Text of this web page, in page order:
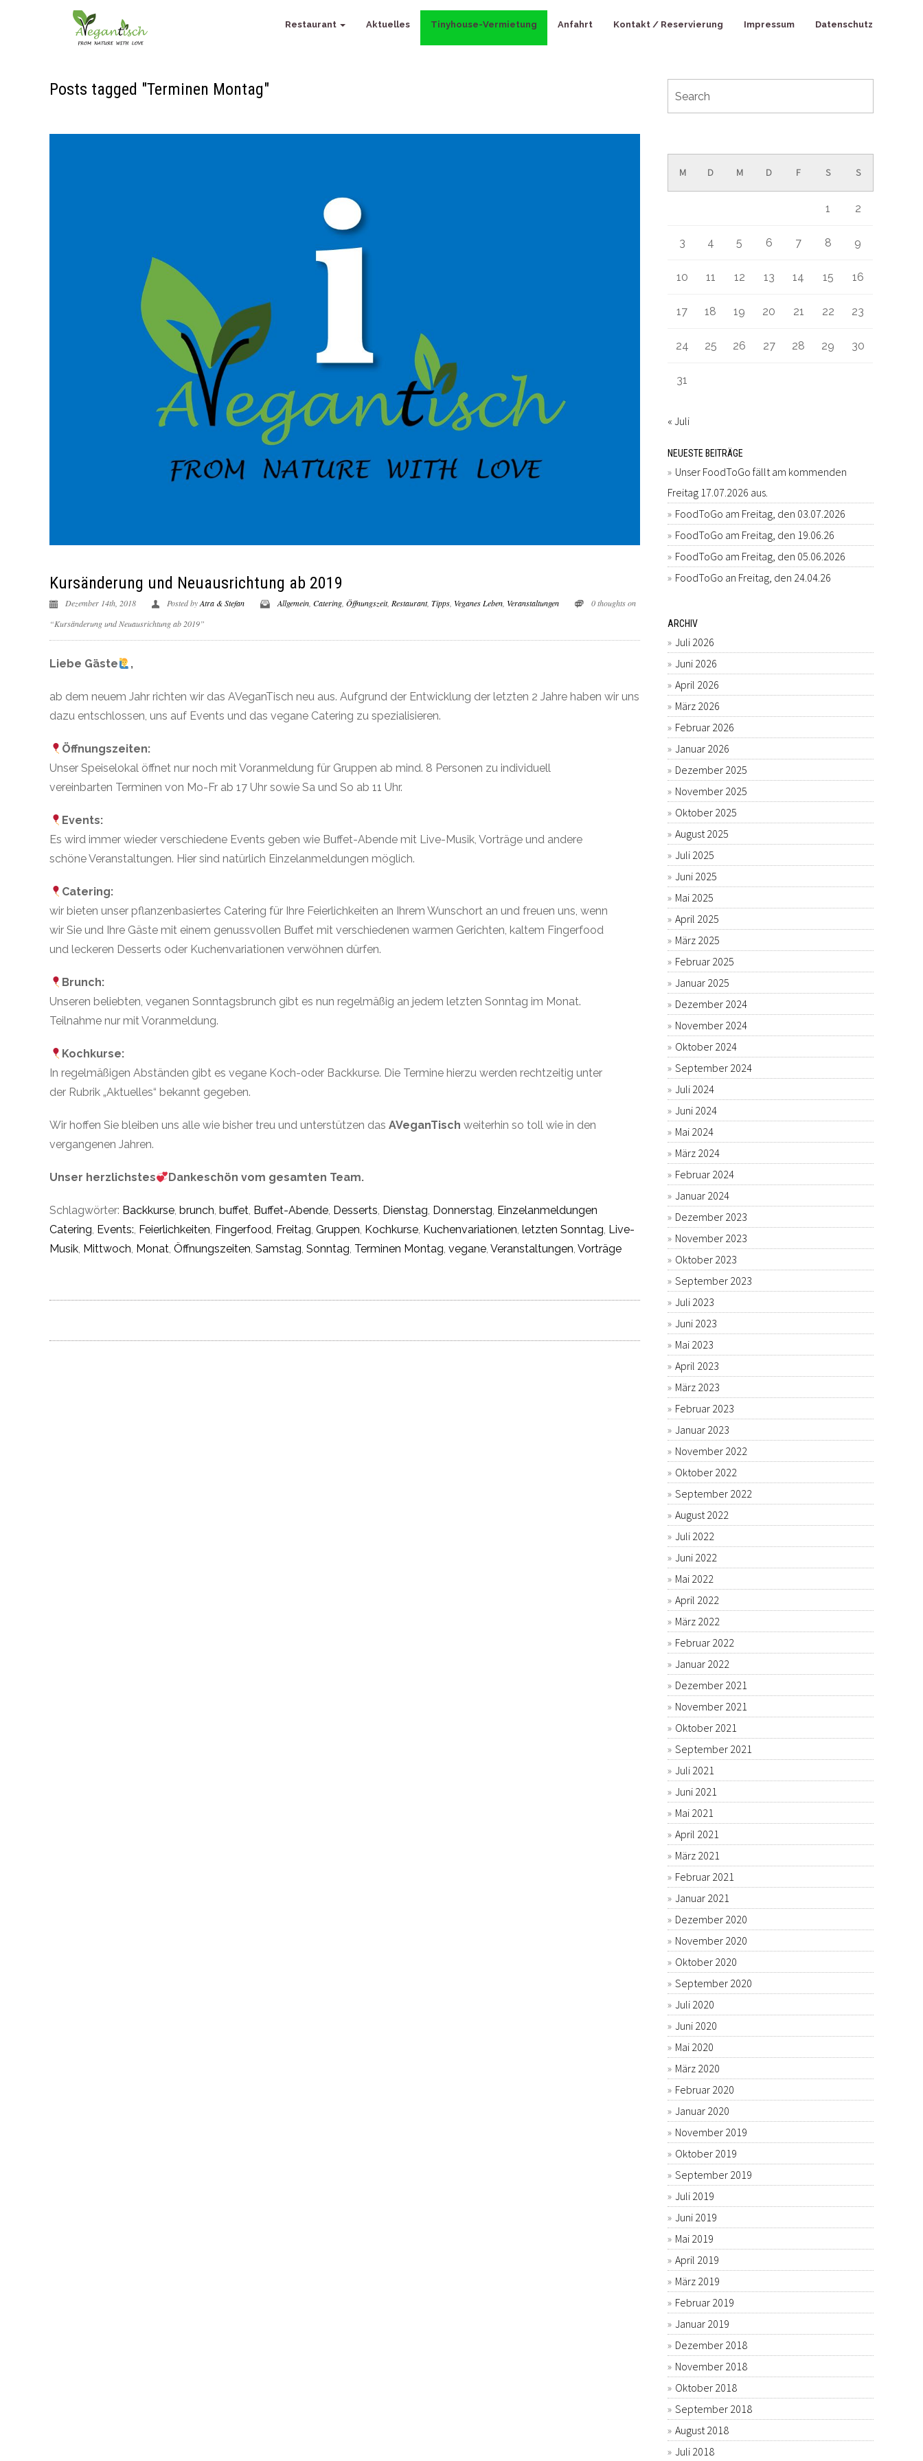
Restaurant Aktuelles Tinyhouse-Vermietung Anfahrt Kontakt / Reservierung Impressum Datenschutz
Posts tagged "Terminen Montag"
Kursänderung und Neuausrichtung ab 2019
Dezember 14th, 2018 Posted byAtra & Stefan Allgemein Catering Öffnungszeit, Restaurant, Tipps Veganes Leben Veranstaltungen
0 thoughts on
“Kursänderung und Neuausrichtung ab 2019”
Liebe Gäste ,
ab dem neuem Jahr richten wir das AVeganTisch neu aus. Aufgrund der Entwicklung der letzten 2 Jahre haben wir uns
dazu entschlossen, uns auf Events und das vegane Catering zu spezialisieren.
Öffnungszeiten:
Unser Speiselokal öffnet nur noch mit Voranmeldung für Gruppen ab mind. 8 Personen zu individuell
vereinbarten Terminen von Mo-Fr ab 17 Uhr sowie Sa und So ab 11 Uhr.
Events:
Es wird immer wieder verschiedene Events geben wie Buffet-Abende mit Live-Musik, Vorträge und andere
schöne Veranstaltungen. Hier sind natürlich Einzelanmeldungen möglich.
Catering:
wir bieten unser pflanzenbasiertes Catering für Ihre Feierlichkeiten an Ihrem Wunschort an und freuen uns, wenn
wir Sie und Ihre Gäste mit einem genussvollen Buffet mit verschiedenen warmen Gerichten, kaltem Fingerfood
und leckeren Desserts oder Kuchenvariationen verwöhnen dürfen.
Brunch:
Unseren beliebten, veganen Sonntagsbrunch gibt es nun regelmäßig an jedem letzten Sonntag im Monat.
Teilnahme nur mit Voranmeldung.
Kochkurse:
In regelmäßigen Abständen gibt es vegane Koch-oder Backkurse. Die Termine hierzu werden rechtzeitig unter
der Rubrik „Aktuelles“ bekannt gegeben.
Wir hoffen Sie bleiben uns alle wie bisher treu und unterstützen das AVeganTisch weiterhin so toll wie in den
vergangenen Jahren.
Unser herzlichstes Dankeschön vom gesamten Team.
Schlagwörter: Backkurse, brunch, buffet, Buffet-Abende, Desserts, Dienstag, Donnerstag, Einzelanmeldungen
Catering, Events:, Feierlichkeiten, Fingerfood, Freitag, Gruppen, Kochkurse, Kuchenvariationen, letzten Sonntag, Live-
Musik, Mittwoch, Monat, Öffnungszeiten, Samstag, Sonntag, Terminen Montag, vegane, Veranstaltungen, Vorträge
M D M D F S S
1 2
3 4 5 6 7 8 9
10 11 12 13 14 15 16
17 18 19 20 21 22 23
24 25 26 27 28 29 30
31
« Juli
NEUESTE BEITRÄGE
Unser FoodToGo fällt am kommenden
Freitag 17.07.2026 aus.
FoodToGo am Freitag, den 03.07.2026
FoodToGo am Freitag, den 19.06.26
FoodToGo am Freitag, den 05.06.2026
FoodToGo an Freitag, den 24.04.26
ARCHIV
Juli 2026
Juni 2026
April 2026
März 2026
Februar 2026
Januar 2026
Dezember 2025
November 2025
Oktober 2025
August 2025
Juli 2025
Juni 2025
Mai 2025
April 2025
März 2025
Februar 2025
Januar 2025
Dezember 2024
November 2024
Oktober 2024
September 2024
Juli 2024
Juni 2024
Mai 2024
März 2024
Februar 2024
Januar 2024
Dezember 2023
November 2023
Oktober 2023
September 2023
Juli 2023
Juni 2023
Mai 2023
April 2023
März 2023
Februar 2023
Januar 2023
November 2022
Oktober 2022
September 2022
August 2022
Juli 2022
Juni 2022
Mai 2022
April 2022
März 2022
Februar 2022
Januar 2022
Dezember 2021
November 2021
Oktober 2021
September 2021
Juli 2021
Juni 2021
Mai 2021
April 2021
März 2021
Februar 2021
Januar 2021
Dezember 2020
November 2020
Oktober 2020
September 2020
Juli 2020
Juni 2020
Mai 2020
März 2020
Februar 2020
Januar 2020
November 2019
Oktober 2019
September 2019
Juli 2019
Juni 2019
Mai 2019
April 2019
März 2019
Februar 2019
Januar 2019
Dezember 2018
November 2018
Oktober 2018
September 2018
August 2018
Juli 2018